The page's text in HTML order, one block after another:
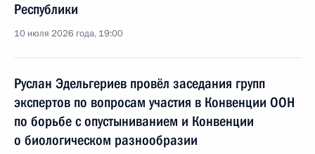
Республики
10 июля 2026 года, 19:00
Руслан Эдельгериев провёл заседания групп
экспертов по вопросам участия в Конвенции ООН
по борьбе с опустыниванием и Конвенции
о биологическом разнообразии